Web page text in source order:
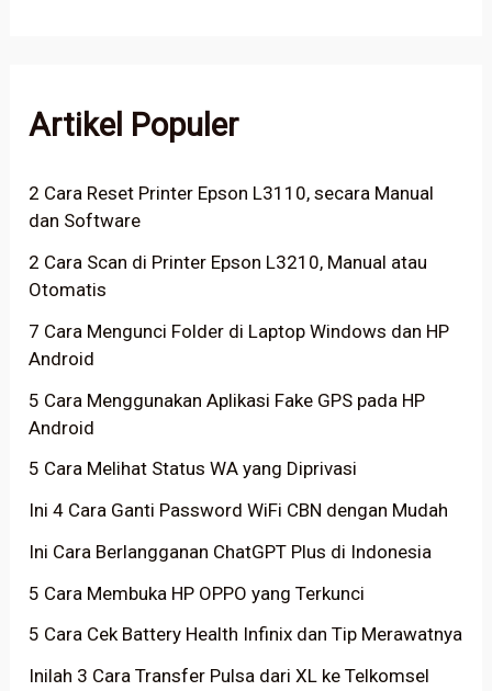
Artikel Populer
2 Cara Reset Printer Epson L3110, secara Manual
dan Software
2 Cara Scan di Printer Epson L3210, Manual atau
Otomatis
7 Cara Mengunci Folder di Laptop Windows dan HP
Android
5 Cara Menggunakan Aplikasi Fake GPS pada HP
Android
5 Cara Melihat Status WA yang Diprivasi
Ini 4 Cara Ganti Password WiFi CBN dengan Mudah
Ini Cara Berlangganan ChatGPT Plus di Indonesia
5 Cara Membuka HP OPPO yang Terkunci
5 Cara Cek Battery Health Infinix dan Tip Merawatnya
Inilah 3 Cara Transfer Pulsa dari XL ke Telkomsel